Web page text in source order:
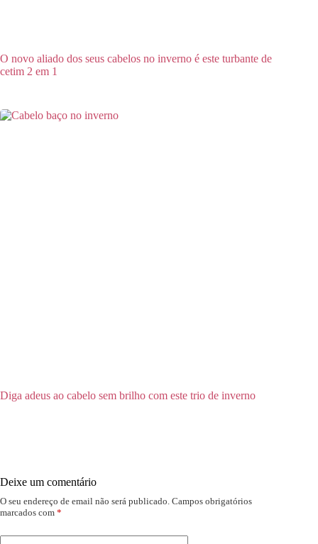
O novo aliado dos seus cabelos no inverno é este turbante de
cetim 2 em 1
Diga adeus ao cabelo sem brilho com este trio de inverno
Deixe um comentário
O seu endereço de email não será publicado. Campos obrigatórios
marcados com *